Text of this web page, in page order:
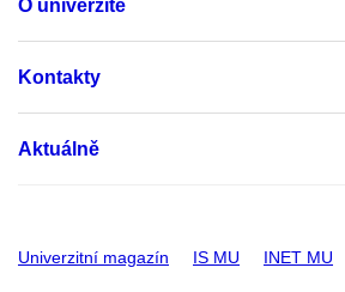
O univerzitě
Kontakty
Aktuálně
Univerzitní magazín IS MU INET MU